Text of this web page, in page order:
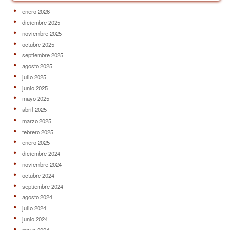
enero 2026
diciembre 2025
noviembre 2025
octubre 2025
septiembre 2025
agosto 2025
julio 2025
junio 2025
mayo 2025
abril 2025
marzo 2025
febrero 2025
enero 2025
diciembre 2024
noviembre 2024
octubre 2024
septiembre 2024
agosto 2024
julio 2024
junio 2024